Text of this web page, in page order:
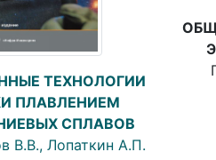
ТЕХНОЛОГИИ
ПЛАВЛЕНИЕМ
СПЛАВОВ
В.В., Лопаткин А.П.